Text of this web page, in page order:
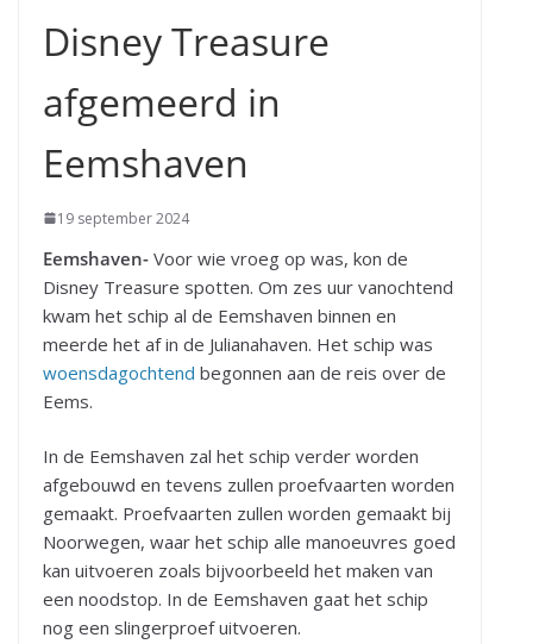
Disney Treasure
afgemeerd in
Eemshaven
19 september 2024
Eemshaven- Voor wie vroeg op was, kon de
Disney Treasure spotten. Om zes uur vanochtend
kwam het schip al de Eemshaven binnen en
meerde het af in de Julianahaven. Het schip was
woensdagochtend begonnen aan de reis over de
Eems.
In de Eemshaven zal het schip verder worden
afgebouwd en tevens zullen proefvaarten worden
gemaakt. Proefvaarten zullen worden gemaakt bij
Noorwegen, waar het schip alle manoeuvres goed
kan uitvoeren zoals bijvoorbeeld het maken van
een noodstop. In de Eemshaven gaat het schip
nog een slingerproef uitvoeren.